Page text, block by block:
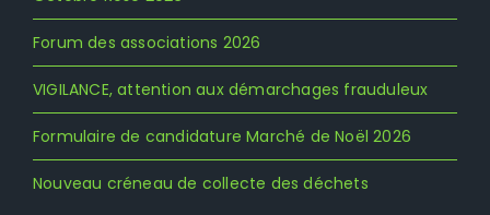
Forum des associations 2026
VIGILANCE, attention aux démarchages frauduleux
Formulaire de candidature Marché de Noël 2026
Nouveau créneau de collecte des déchets